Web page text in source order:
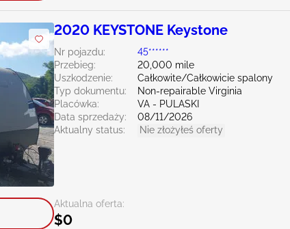
2020 KEYSTONE Keystone
Nr pojazdu:
45******
Przebieg:
20,000 mile
Uszkodzenie:
Całkowite/Całkowicie spalony
Typ dokumentu:
Non-repairable Virginia
Placówka:
VA - PULASKI
Data sprzedaży:
08/11/2026
Aktualny status:
Nie złożyłeś oferty
Aktualna oferta:
$0